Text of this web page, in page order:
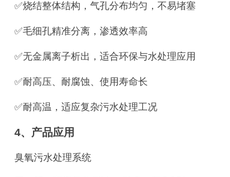
✅烧结整体结构，气孔分布均匀，不易堵塞
✅毛细孔精准分离，渗透效率高
✅无金属离子析出，适合环保与水处理应用
✅耐高压、耐腐蚀、使用寿命长
✅耐高温，适应复杂污水处理工况
4、产品应用
臭氧污水处理系统